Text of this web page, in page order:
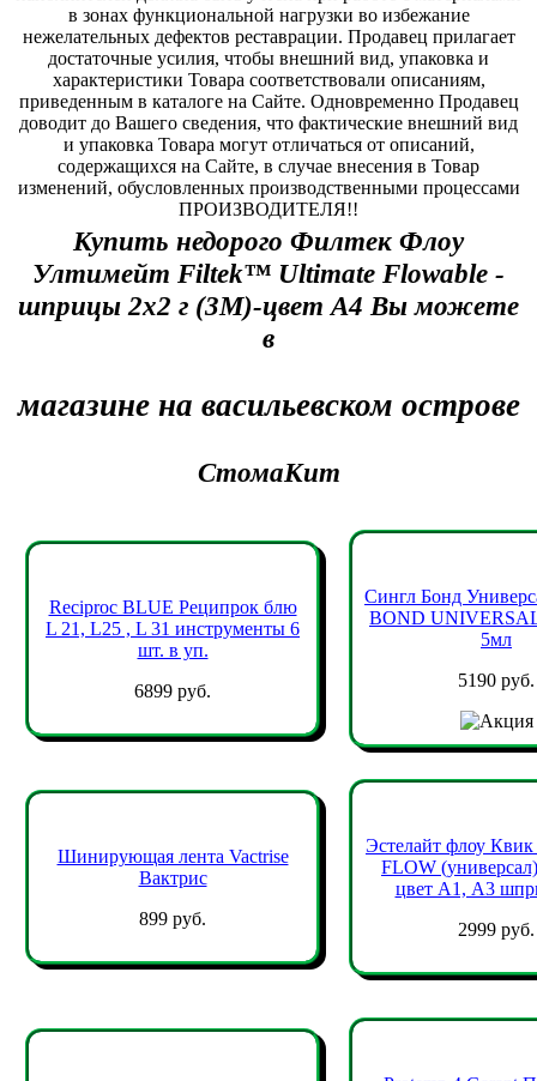
Купить недорого Филтек Флоу
Ултимейт Filtek™ Ultimate Flowable -
шприцы 2х2 г (3М)-цвет А4 Вы можете
в
магазине на васильевском острове
СтомаКит
Reciproc BLUE Реципрок блю
L 21, L25 , L 31 инструменты 6
шт. в уп.
6899 руб.
Сингл Бонд
BOND UNIVERSAL
5мл
5190 руб.
Шинирующая лента Vactrise
Вактрис
899 руб.
Эстелайт флоу
FLOW
цвет А1, А3
2999 руб.